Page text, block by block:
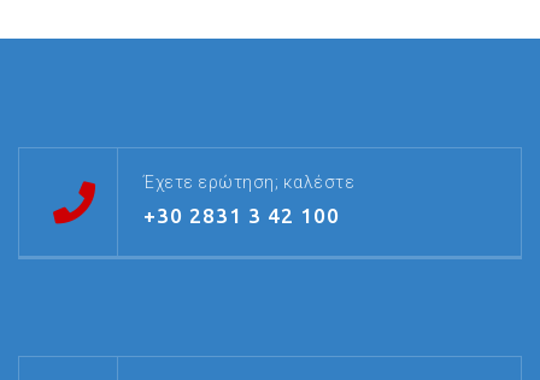
Έχετε ερώτηση; καλέστε
+30 2831 3 42 100